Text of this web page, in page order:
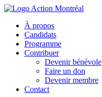
À propos
Candidats
Programme
Contribuer
Devenir bénévole
Faire un don
Devenir membre
Contact